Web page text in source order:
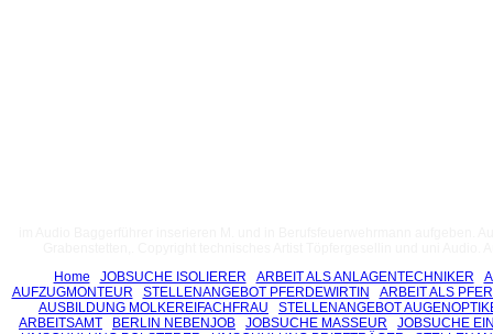
Home
JOBSUCHE ISOLIERER ARBEIT ALS ANLAGENTECHNIKER
AUFZUGMONTEUR
STELLENANGEBOT PFERDEWIRTIN ARBEIT ALS
AUSBILDUNG MOLKEREIFACHFRAU
STELLENANGEBOT
ARBEITSAMT
BERLIN NEBENJOB JOBSUCHE MASSEUR JOBSUCHE